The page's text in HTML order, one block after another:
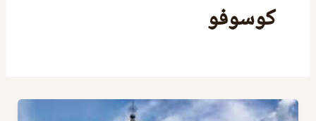
كوسوفو